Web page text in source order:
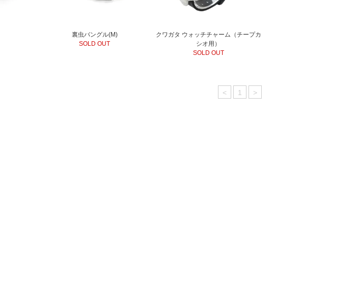
裏虫バングル(M)
SOLD OUT
クワガタ ウォッチチャーム（チープカ
シオ用）
SOLD OUT
< 1 >